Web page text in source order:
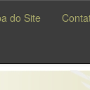
do Site